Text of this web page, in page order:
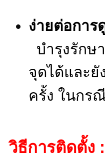
ง่ายต่อการ
บำรุงรักษ
จุดได้และยั
ครั้ง ในกร
วิธีการติดตั้ง :